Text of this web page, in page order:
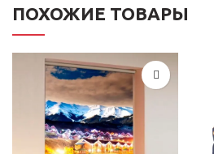
ПОХОЖИЕ ТОВАРЫ